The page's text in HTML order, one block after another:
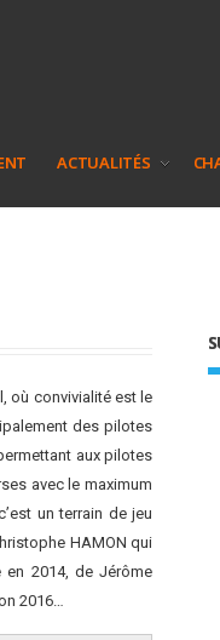
ACTUALITÉS
où convivialité est le
des pilotes
aux pilotes
avec le maximum
un terrain de jeu
HAMON qui
en 2014, de Jérôme
2016…